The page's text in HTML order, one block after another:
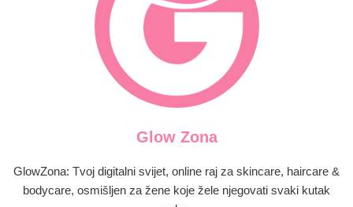
Glow Zona
GlowZona: Tvoj digitalni svijet, online raj za skincare, haircare &
bodycare, osmišljen za žene koje žele njegovati svaki kutak